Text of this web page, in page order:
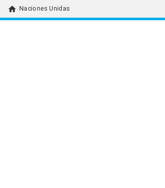
home Naciones Unidas